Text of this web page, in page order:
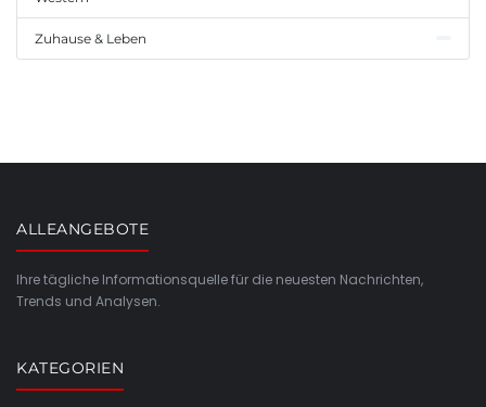
Zuhause & Leben
ALLEANGEBOTE
Ihre tägliche Informationsquelle für die neuesten Nachrichten,
Trends und Analysen.
KATEGORIEN